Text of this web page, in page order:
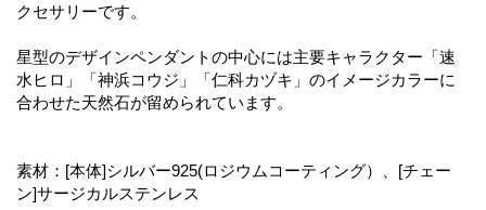
クセサリーです。
星型のデザインペンダントの中心には主要キャラクター「速
水ヒロ」「神浜コウジ」「仁科カヅキ」のイメージカラーに
合わせた天然石が留められています。
素材：[本体]シルバー925(ロジウムコーティング）、[チェー
ン]サージカルステンレス